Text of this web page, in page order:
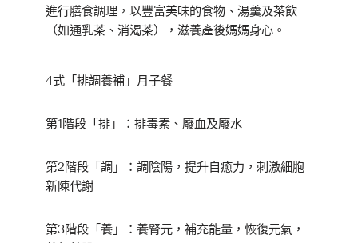
進行膳食調理，以豐富美味的食物、湯羹及茶飲
（如通乳茶、消渴茶），滋養產後媽媽身心。
4式「排調養補」月子餐
第1階段「排」：排毒素、廢血及廢水
第2階段「調」：調陰陽，提升自癒力，刺激細胞
新陳代謝
第3階段「養」：養腎元，補充能量，恢復元氣，